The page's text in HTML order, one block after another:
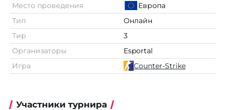
Место проведения
Европа
Тип
Онлайн
Тир
3
Организаторы
Esportal
Игра
Counter-Strike
Участники турнира